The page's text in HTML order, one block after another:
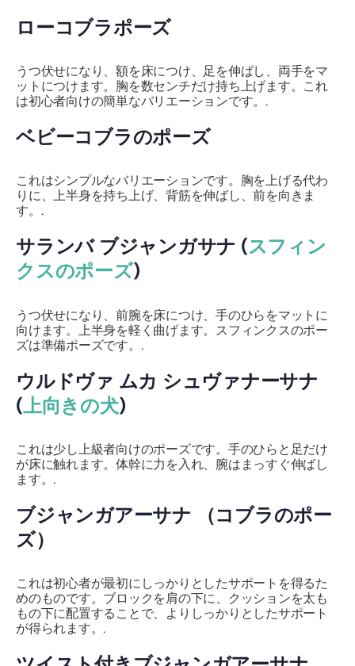
ローコブラポーズ
うつ伏せになり、額を床につけ、足を伸ばし、両手をマ
ットにつけます。胸を数センチだけ持ち上げます。これ
は初心者向けの簡単なバリエーションです。.
ベビーコブラのポーズ
これはシンプルなバリエーションです。胸を上げる代わ
りに、上半身を持ち上げ、背筋を伸ばし、前を向きま
す。.
サランバ ブジャンガサナ (スフィン
クスのポーズ)
うつ伏せになり、前腕を床につけ、手のひらをマットに
向けます。上半身を軽く曲げます。スフィンクスのポー
ズは準備ポーズです。.
ウルドヴァ ムカ シュヴァナーサナ
(上向きの犬)
これは少し上級者向けのポーズです。手のひらと足だけ
が床に触れます。体幹に力を入れ、腕はまっすぐ伸ばし
ます。.
ブジャンガアーサナ （コブラのポー
ズ）
これは初心者が最初にしっかりとしたサポートを得るた
めのものです。ブロックを肩の下に、クッションを太も
もの下に配置することで、よりしっかりとしたサポート
が得られます。.